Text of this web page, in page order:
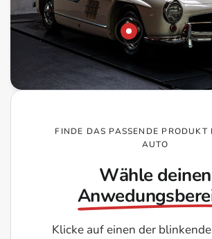
FINDE DAS PASSENDE PRODUKT
AUTO
Wähle deinen
Klicke auf einen der